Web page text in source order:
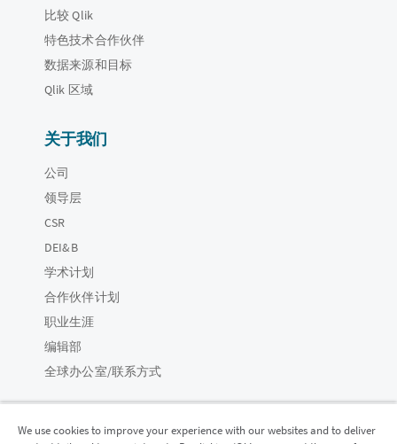
比较 Qlik
特色技术合作伙伴
数据来源和目标
Qlik 区域
关于我们
公司
领导层
CSR
DEI&B
学术计划
合作伙伴计划
职业生涯
编辑部
全球办公室/联系方式
We use cookies to improve your experience with our websites and to deliver